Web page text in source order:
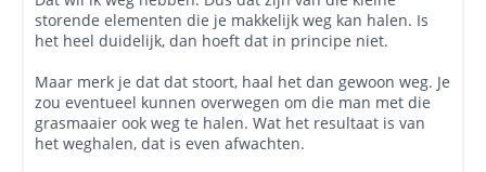
storende elementen die je makkelijk weg kan halen. Is
het heel duidelijk, dan hoeft dat in principe niet.
Maar merk je dat dat stoort, haal het dan gewoon weg. Je
zou eventueel kunnen overwegen om die man met die
grasmaaier ook weg te halen. Wat het resultaat is van
het weghalen, dat is even afwachten.